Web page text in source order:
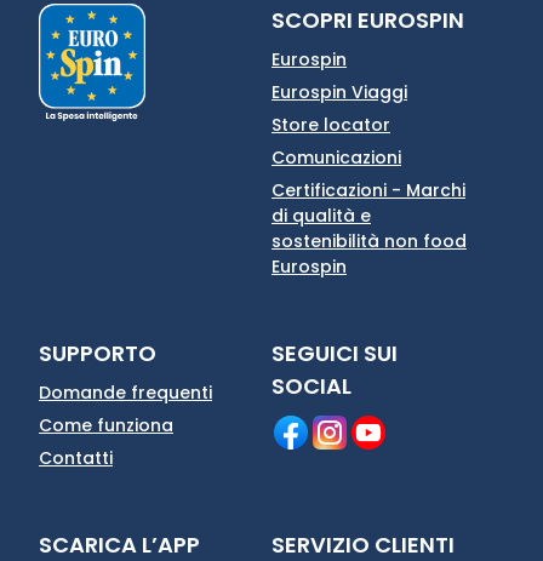
SCOPRI EUROSPIN
Eurospin
Eurospin Viaggi
Store locator
Comunicazioni
Certificazioni - Marchi
di qualità e
sostenibilità non food
Eurospin
SUPPORTO
Domande frequenti
Come funziona
Contatti
SEGUICI SUI
SOCIAL
SCARICA L’APP SERVIZIO CLIENTI